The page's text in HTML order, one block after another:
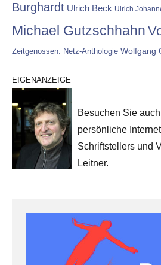
Burghardt Ulrich Beck Ulrich
Michael Gutzschhahn
Zeitgenossen: Netz-Anthologie Wolfgang
EIGENANZEIGE
Besuchen Sie auch
persönliche
Schriftstellers und
Leitner.